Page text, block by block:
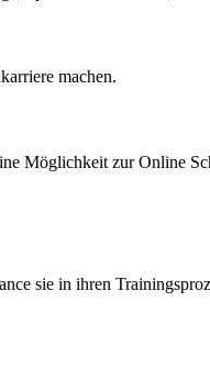
machen.
Möglichkeit zur Online
sie in ihren